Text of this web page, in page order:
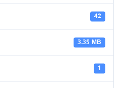
42
3.35 MB
1